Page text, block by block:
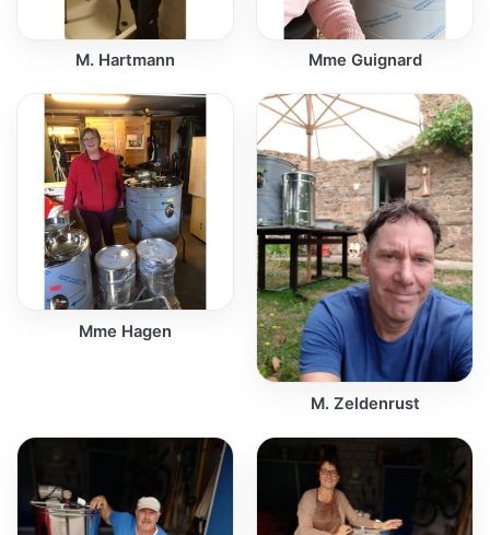
M. Hartmann Mme Guignard
Mme Hagen
M. Zeldenrust